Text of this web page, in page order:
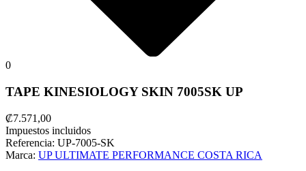
0
TAPE KINESIOLOGY SKIN 7005SK UP
₡7.571,00
Impuestos incluidos
Referencia: UP-7005-SK
Marca: UP ULTIMATE PERFORMANCE COSTA RICA